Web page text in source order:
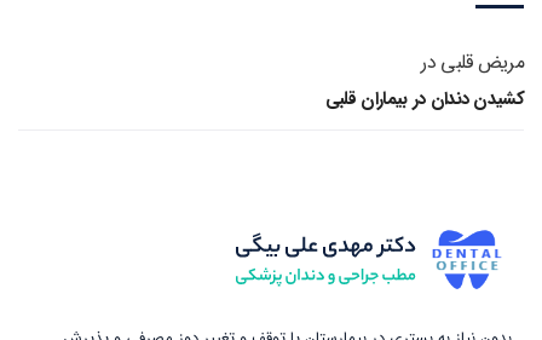
مریض قلبی در
کشیدن دندان در بیماران قلبی